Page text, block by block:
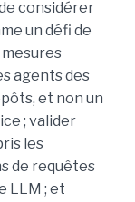
considérer
un défi de
agents des
et non un
; valider
les
de requêtes
LLM ; et